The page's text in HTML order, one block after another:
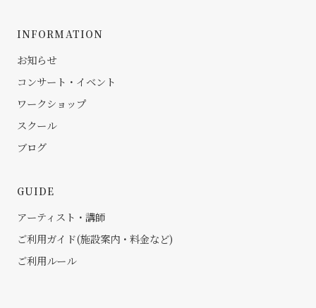
INFORMATION
お知らせ
コンサート・イベント
ワークショップ
スクール
ブログ
GUIDE
アーティスト・講師
ご利用ガイド(施設案内・料金など)
ご利用ルール